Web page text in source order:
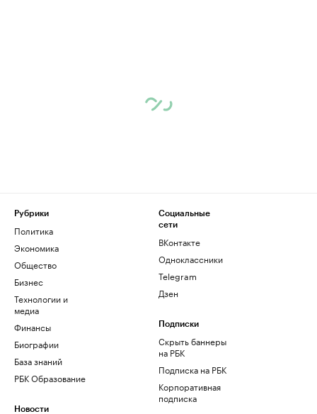
Рубрики
Политика
Экономика
Общество
Бизнес
Технологии и
медиа
Финансы
Биографии
База знаний
РБК Образование
Новости
Социальные
сети
ВКонтакте
Одноклассники
Telegram
Дзен
Подписки
Скрыть баннеры
на РБК
Подписка на РБК
Корпоративная
подписка